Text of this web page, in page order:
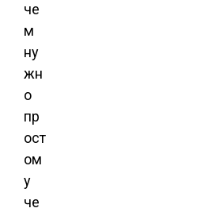
че
м
ну
жн
о
пр
ост
ом
у
че